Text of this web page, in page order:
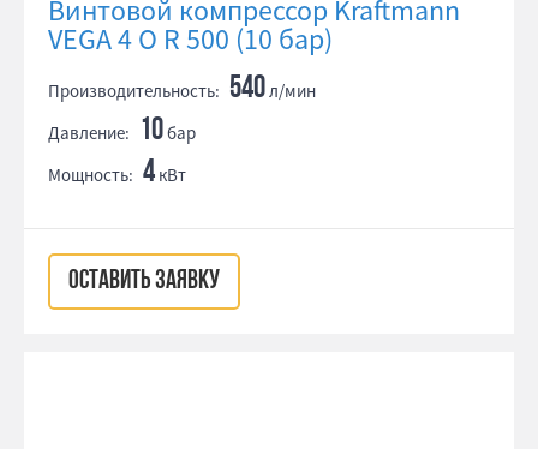
Винтовой компрессор Kraftmann
VEGA 4 O R 500 (10 бар)
Производительность: 540л/мин
Давление: 10бар
Мощность: 4 кВт
ОСТАВИТЬ ЗАЯВКУ